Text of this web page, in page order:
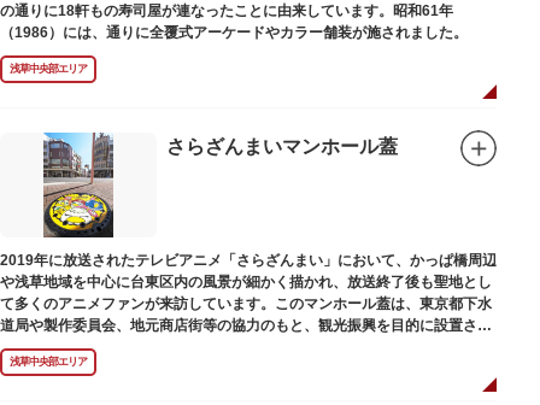
の通りに18軒もの寿司屋が連なったことに由来しています。昭和61年
（1986）には、通りに全覆式アーケードやカラー舗装が施されました。
浅草中央部エリア
さらざんまいマンホール蓋
2019年に放送されたテレビアニメ「さらざんまい」において、かっぱ橋周辺
や浅草地域を中心に台東区内の風景が細かく描かれ、放送終了後も聖地とし
て多くのアニメファンが来訪しています。このマンホール蓋は、東京都下水
道局や製作委員会、地元商店街等の協力のもと、観光振興を目的に設置され
ました。
描かれているのは、主人公である矢逆一稀、久慈悠、陣内燕太の3人が、か
っぱ橋に封印されていた謎のカッパ型生命体“ケッピ”によって河童の姿に変
浅草中央部エリア